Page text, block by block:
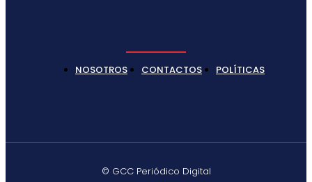
NOSOTROS CONTACTOS POLÍTICAS
© GCC Periódico Digital